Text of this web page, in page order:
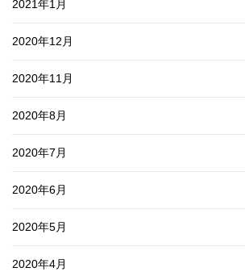
2021年1月
2020年12月
2020年11月
2020年8月
2020年7月
2020年6月
2020年5月
2020年4月